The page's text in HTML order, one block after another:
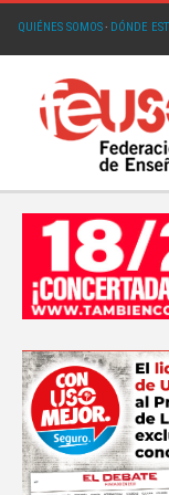
QUIÉNES SOMOS· DÓNDE